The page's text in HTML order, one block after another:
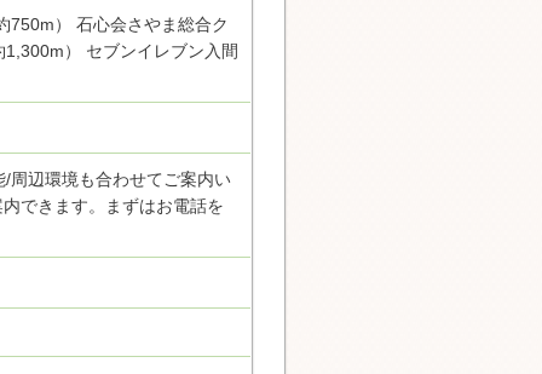
750m） 石心会さやま総合ク
） セブンイレブン入間
周辺環境も合わせてご案内い
できます。まずはお電話を